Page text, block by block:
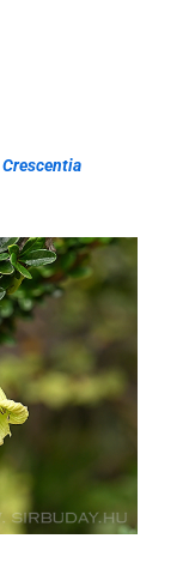
Crescentia